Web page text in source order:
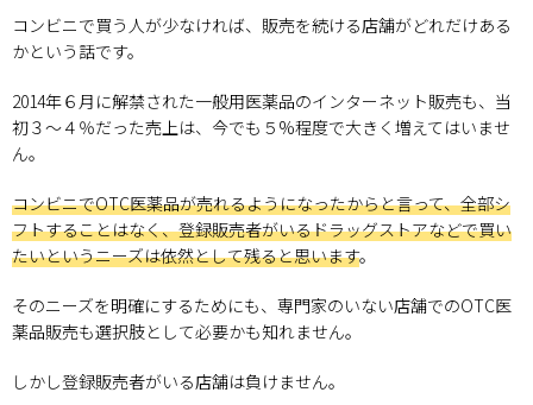
コンビニで買う人が少なければ、販売を続ける店舗がどれだけある
かという話です。
2014年６月に解禁された一般用医薬品のインターネット販売も、当
初３～４％だった売上は、今でも５%程度で大きく増えてはいませ
ん。
コンビニでOTC医薬品が売れるようになったからと言って、全部シ
フトすることはなく、登録販売者がいるドラッグストアなどで買い
たいというニーズは依然として残ると思います。
そのニーズを明確にするためにも、専門家のいない店舗でのOTC医
薬品販売も選択肢として必要かも知れません。
しかし登録販売者がいる店舗は負けません。